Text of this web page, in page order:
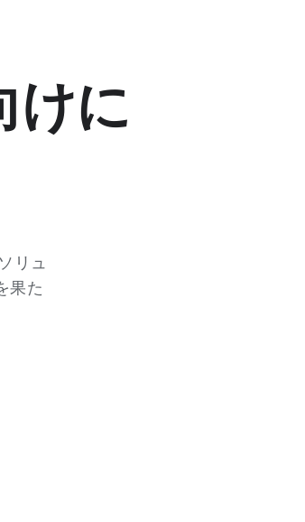
けに
リュ
果た